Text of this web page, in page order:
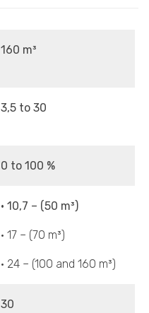
160 m³
3,5 to 30
0 to 100 %
• 10,7 – (50 m³)
• 17 – (70 m³)
• 24 – (100 and 160 m³)
30